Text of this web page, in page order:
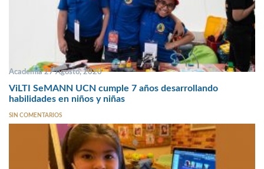
Academia 27 Agosto, 2020
ViLTI SeMANN UCN cumple 7 años desarrollando
habilidades en niños y niñas
SIN COMENTARIOS